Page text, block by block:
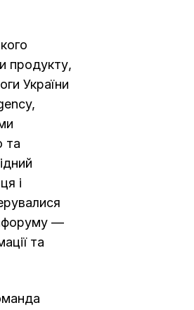
продукту,
України
та
і
—
та